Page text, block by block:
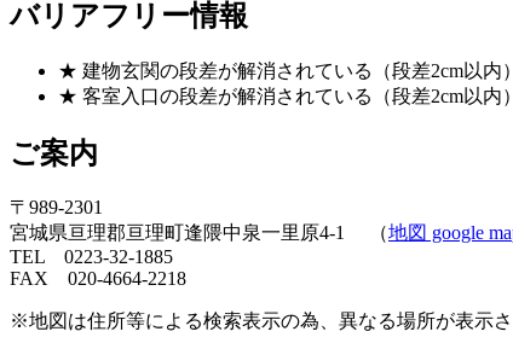
バリアフリー情報
★ 建物玄関の段差が解消されている（段差2cm以内）
★ 客室入口の段差が解消されている（段差2cm以内）
ご案内
〒989-2301
宮城県亘理郡亘理町逢隈中泉一里原4-1 （地図 google
TEL 0223-32-1885
FAX 020-4664-2218
※地図は住所等による検索表示の為、異なる場所が表示さ